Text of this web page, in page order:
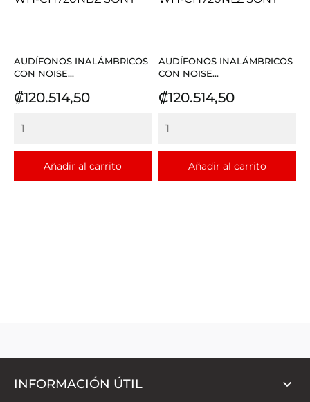
AUDÍFONOS INALÁMBRICOS
CON NOISE...
Precio
₡120.514,50
Añadir al carrito
AUDÍFONOS INALÁMBRICOS
CON NOISE...
Precio
₡120.514,50
Añadir al carrito
INFORMACIÓN ÚTIL
